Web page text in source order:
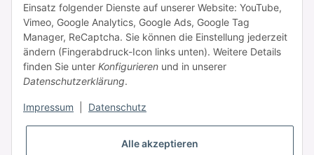
Einsatz folgender Dienste auf unserer Website: YouTube,
Vimeo, Google Analytics, Google Ads, Google Tag
Manager, ReCaptcha. Sie können die Einstellung jederzeit
ändern (Fingerabdruck-Icon links unten). Weitere Details
finden Sie unter Konfigurieren und in unserer
Datenschutzerklärung.
Impressum Datenschutz
Alle akzeptieren
Informationen
Zahlung & Versand